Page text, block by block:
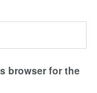
browser for the